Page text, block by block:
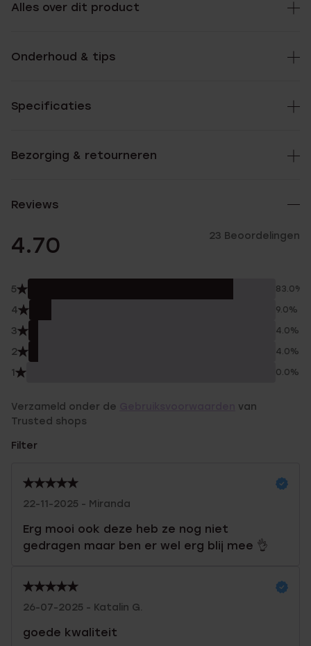
Alles over dit product
Onderhoud & tips
Specificaties
Bezorging & retourneren
Reviews
4.70 23 Beoordelingen
5 83.0%
4 9.0%
3 4.0%
2 4.0%
1 0.0%
Verzameld onder de
van
Trusted shops
Filter
22-11-2025 - Miranda
Erg mooi ook deze heb ze nog niet
gedragen maar ben er wel erg blij mee 👌
26-07-2025 - Katalin G.
goede kwaliteit